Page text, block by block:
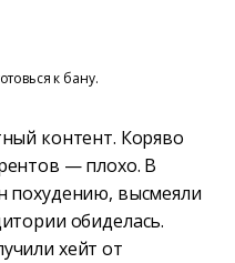
к бану.
контент. Коряво
— плохо. В
похудению, высмеяли
обиделась.
хейт от